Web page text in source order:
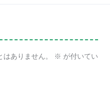
ありません。 ※ が付いてい